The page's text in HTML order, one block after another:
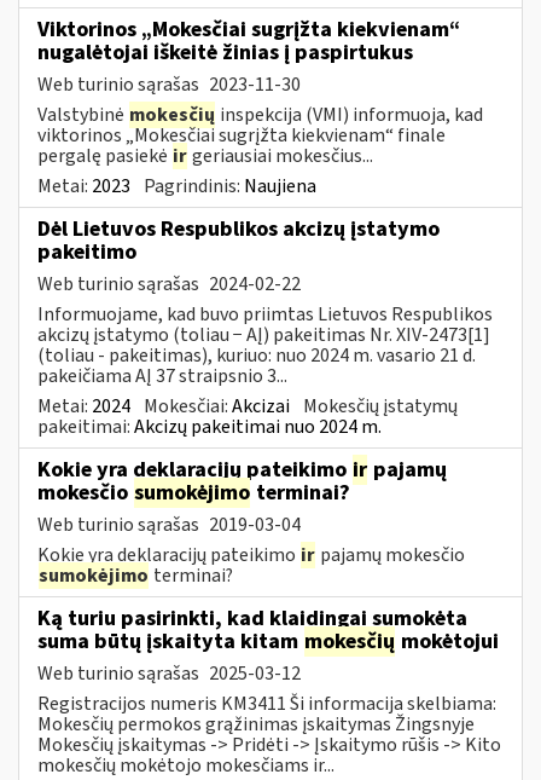
Viktorinos „Mokesčiai sugrįžta kiekvienam“
nugalėtojai iškeitė žinias į paspirtukus
Web turinio sąrašas 2023-11-30
Valstybinė mokesčių inspekcija (VMI) informuoja, kad
viktorinos „Mokesčiai sugrįžta kiekvienam“ finale
pergalę pasiekė irgeriausiai mokesčius...
Metai: 2023 Pagrindinis: Naujiena
Dėl Lietuvos Respublikos akcizų įstatymo
pakeitimo
Web turinio sąrašas 2024-02-22
Informuojame, kad buvo priimtas Lietuvos Respublikos
akcizų įstatymo (toliau − AĮ) pakeitimas Nr. XIV-2473[1]
(toliau - pakeitimas), kuriuo: nuo 2024 m. vasario 21 d.
pakeičiama AĮ 37 straipsnio 3...
Metai: 2024 Mokesčiai:Akcizai Mokesčių įstatymų
pakeitimai:Akcizų pakeitimai nuo 2024 m.
Kokie yra deklaracijų pateikimo ir pajamų
mokesčio sumokėjimo terminai?
Web turinio sąrašas 2019-03-04
Kokie yra deklaracijų pateikimo ir pajamų mokesčio
sumokėjimo terminai?
Ką turiu pasirinkti, kad klaidingai sumokėta
suma būtų įskaityta kitam mokesčių mokėtojui
Web turinio sąrašas 2025-03-12
Registracijos numeris KM3411 Ši informacija skelbiama:
Mokesčių permokos grąžinimas įskaitymas Žingsnyje
Mokesčių įskaitymas -> Pridėti -> Įskaitymo rūšis -> Kito
mokesčių mokėtojo mokesčiams ir...